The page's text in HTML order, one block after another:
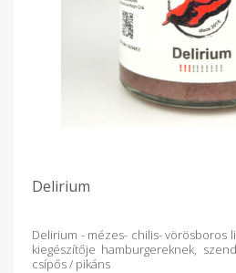
Delirium
Delirium - mézes- chilis- vörösboros
kiegészítője hamburgereknek,
csípős / pikáns